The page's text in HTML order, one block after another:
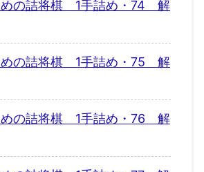
めの詰将棋 1手詰め・74 解
めの詰将棋 1手詰め・75 解
めの詰将棋 1手詰め・76 解